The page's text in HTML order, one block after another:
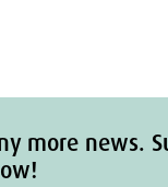
more news.